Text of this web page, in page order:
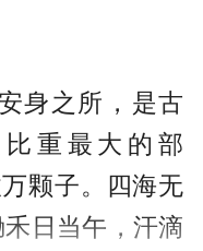
身之所，是古
重最大的部
颗子。四海无
禾日当午，汗滴